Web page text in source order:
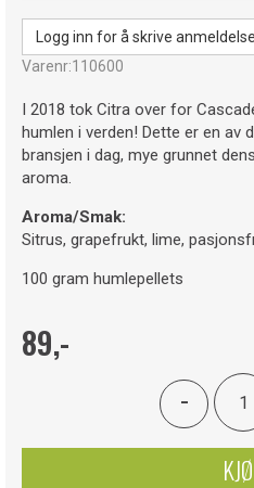
Logg inn for å skrive
Varenr:110600
I 2018 tok Citra over for
humlen i verden! Dette er en av
bransjen i dag, mye grunnet
aroma.
Aroma/Smak:
Sitrus, grapefrukt, lime,
100 gram humlepellets
89,-
-